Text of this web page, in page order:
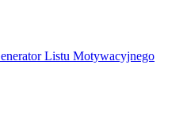
Listu Motywacyjnego